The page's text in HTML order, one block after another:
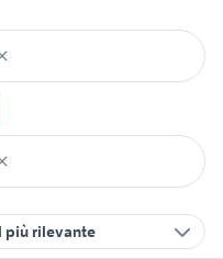
più rilevante